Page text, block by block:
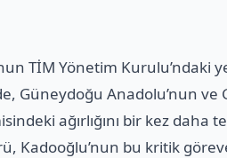
TİM Yönetim Kurulu’ndaki
Güneydoğu Anadolu’nun
ağırlığını bir kez daha
Kadooğlu’nun bu kritik